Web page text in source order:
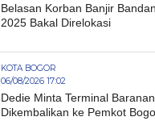
Belasan Korban Banjir
2025 Bakal Direlokasi
KOTA BOGOR
06/08/2026 17:02
Dedie Minta Terminal
Dikembalikan ke Pemkot